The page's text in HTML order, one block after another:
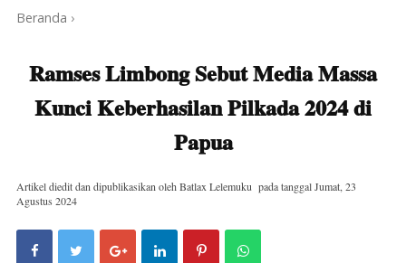
Beranda ›
Ramses Limbong Sebut Media Massa
Kunci Keberhasilan Pilkada 2024 di
Papua
Artikel diedit dan dipublikasikan oleh Batlax Lelemuku pada tanggalJumat, 23
Agustus 2024